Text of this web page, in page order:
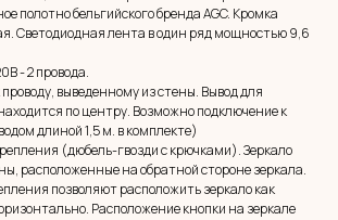
полотно бельгийского бренда AGC. Кромка
Светодиодная лента в один ряд мощностью 9,6
- 2 провода.
выведенному из стены. Вывод для
по центру. Возможно подключение к
длиной 1,5 м. в комплекте)
(дюбель-гвозди с крючками). Зеркало
расположенные на обратной стороне зеркала.
позволяют расположить зеркало как
Расположение кнопки на зеркале